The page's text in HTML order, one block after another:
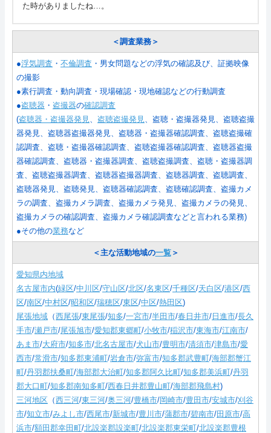
た時がありましたね…。
＜調査業務＞
●浮気調査 ・ 不倫調査 ・男女問題などの浮気の確認及び、証拠映像
の撮影
●素行調査・動向調査・現場確認・現地確認などの行動調査
●盗聴器 ・ 盗撮器の確認調査
(盗聴器・盗撮器発見 盗聴盗撮発見
、盗聴・盗撮器発見、盗聴盗撮
器発見、盗聴器盗撮器発見、盗聴器・盗撮器確認調査、盗聴盗撮確
認調査、盗聴・盗撮器確認調査、盗聴盗撮器確認調査、盗聴器盗撮
器確認調査、盗聴器・盗撮器調査、盗聴盗撮調査、盗聴・盗撮器調
査、盗聴盗撮器調査、盗聴器盗撮器調査、盗聴器調査、盗聴調査、
盗聴器発見、盗聴発見、盗聴器確認調査、盗聴確認調査、盗撮カメ
ラの調査、盗撮カメラ調査、盗撮カメラ発見、盗撮カメラの発見、
盗撮カメラの確認調査、盗撮カメラ確認調査などと言われる業務)
●その他の業務など
＜主な活動地域の一覧＞
愛知県内地域
名古屋市内(緑区/中川区/守山区/北区/名東区/千種区/天白区/港区/西
区/南区/中村区/昭和区/瑞穂区/東区/中区/熱田区)
尾張地域 （西尾張/東尾張/知多/一宮市/半田市/春日井市/ 日進市/長久
手市/瀬戸市/尾張旭市/愛知郡東郷町/小牧市/稲沢市/東海市/江南市/
あま市/大府市/知多市/北名古屋市/犬山市/豊明市/清須市/津島市/愛
西市/常滑市/知多郡東浦町/岩倉市/弥富市/知多郡武豊町/海部郡蟹江
町/丹羽郡扶桑町/海部郡大治町/知多郡阿久比町/知多郡美浜町/丹羽
郡大口町/知多郡南知多町/西春日井郡豊山町/海部郡飛島村)
三河地区 （西三河/東三河/奥三河/豊橋市/岡崎市/豊田市/安城市/刈谷
市/知立市/みよし市/西尾市/新城市/豊川市/蒲郡市/碧南市/田原市/高
浜市/額田郡幸田町/北設楽郡設楽町/北設楽郡東栄町/北設楽郡豊根